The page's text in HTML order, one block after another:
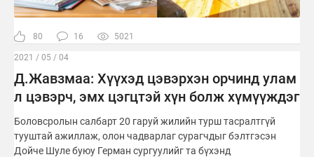
80 16 5021
2021 / 05 / 04
Д.Жавзмаа: Хүүхэд цэвэрхэн орчинд улам
л цэвэрч, эмх цэгцтэй хүн болж хүмүүждэг
Боловсролын салбарт 20 гаруй жилийн турш тасралтгүй
тууштай ажиллаж, олон чадварлаг сурагчдыг бэлтгэсэн
Дойче Шуле буюу Герман сургуулийг та бүхэнд